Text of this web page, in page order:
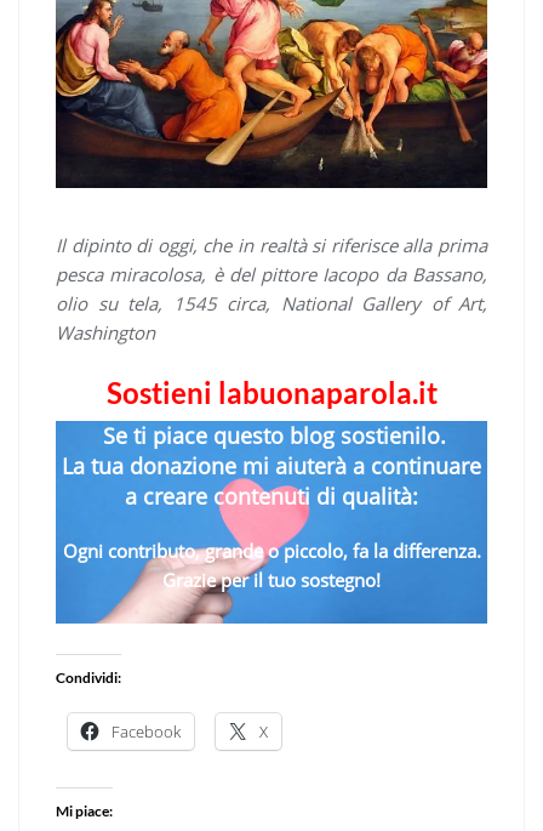
Il dipinto di oggi, che in realtà si riferisce alla prima
pesca miracolosa, è del pittore Iacopo da Bassano,
olio su tela, 1545 circa, National Gallery of Art,
Washington
Sostieni labuonaparola.it
Se ti piace questo blog sostienilo.
La tua donazione mi aiuterà a continuare
a creare contenuti di qualità:
Ogni contributo, grande o piccolo, fa la differenza.
Grazie per il tuo sostegno!
Condividi:
Facebook X
Mi piace: